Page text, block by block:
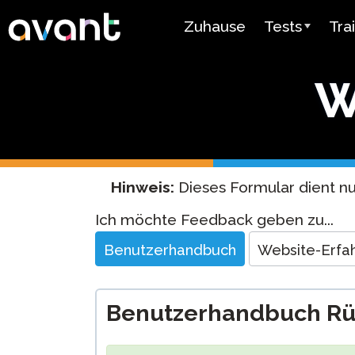
Skip to main content
Zuhause
Tests
Spanisch als
Test
Hinweis: Dieses Formular dient
Website
Feedback
Ich möchte Feedback geben zu...
Benutzerhandbuch Website-
Benutzerhandbuch